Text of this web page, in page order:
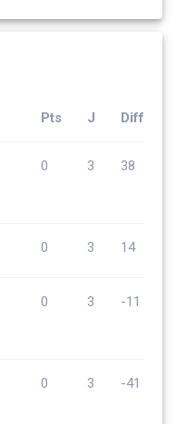
Pts J Diff
0 3 38
0 3 14
0 3 -11
0 3 -41